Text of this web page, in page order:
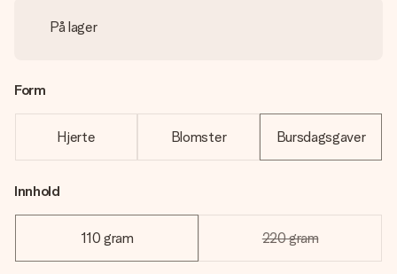
På lager
Form
Hjerte Blomster Bursdagsgaver
Innhold
110 gram 220 gram